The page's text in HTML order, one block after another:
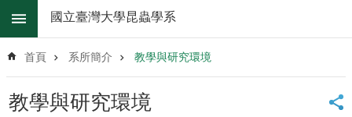
跳到主要內容區塊
階
尋
國立臺灣大學昆蟲學系
首頁 系所簡介 教學與研究環境
教學與研究環境